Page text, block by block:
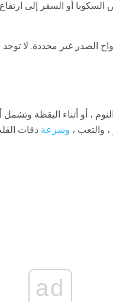
أو السفر إلى
الصدر غير محددة. لا توجد
، أو أثناء اليقظة
، والتعب ، وسرعة دقات
ad